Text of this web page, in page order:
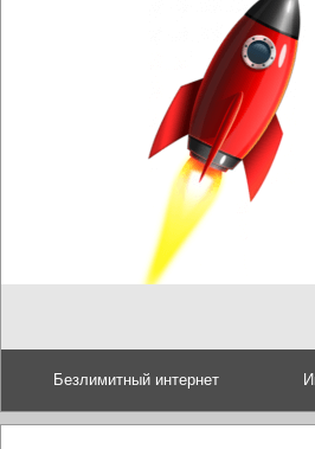
Безлимитный интернет